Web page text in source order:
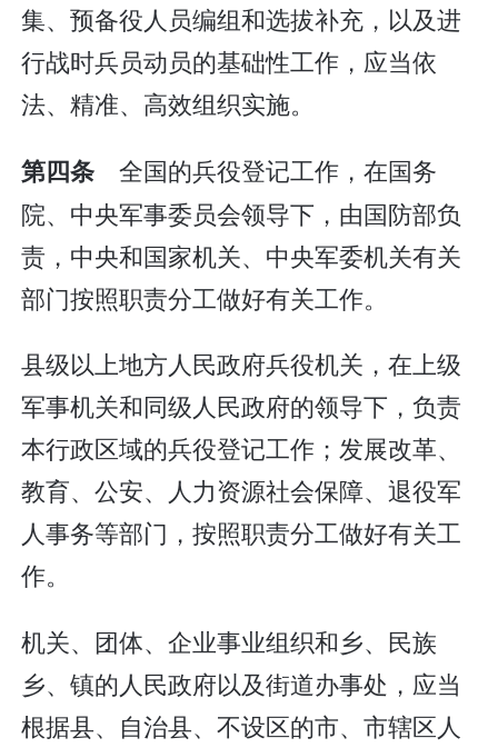
集、预备役人员编组和选拔补充，以及进
行战时兵员动员的基础性工作，应当依
法、精准、高效组织实施。
第四条全国的兵役登记工作，在国务
院、中央军事委员会领导下，由国防部负
责，中央和国家机关、中央军委机关有关
部门按照职责分工做好有关工作。
县级以上地方人民政府兵役机关，在上级
军事机关和同级人民政府的领导下，负责
本行政区域的兵役登记工作；发展改革、
教育、公安、人力资源社会保障、退役军
人事务等部门，按照职责分工做好有关工
作。
机关、团体、企业事业组织和乡、民族
乡、镇的人民政府以及街道办事处，应当
根据县、自治县、不设区的市、市辖区人